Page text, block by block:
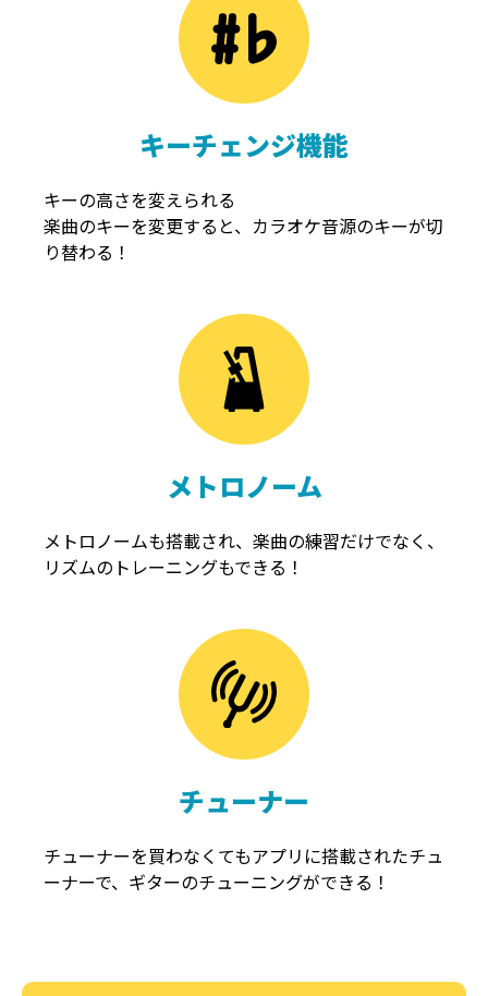
キーチェンジ機能
キーの高さを変えられる
楽曲のキーを変更すると、カラオケ音源のキーが切
り替わる！
メトロノーム
メトロノームも搭載され、楽曲の練習だけでなく、
リズムのトレーニングもできる！
チューナー
チューナーを買わなくてもアプリに搭載されたチュ
ーナーで、ギターのチューニングができる！